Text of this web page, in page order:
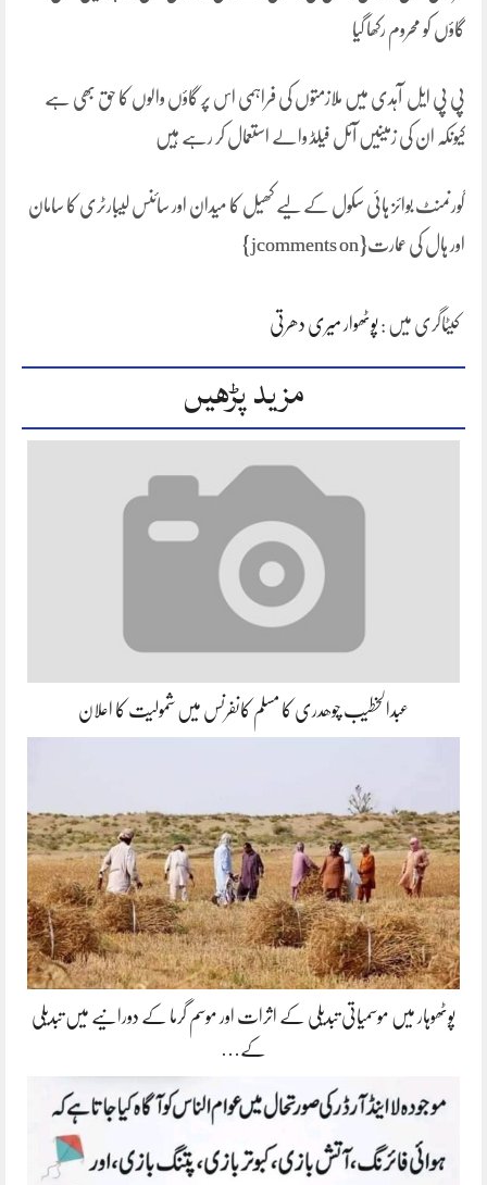
گاؤں کو محروم رکھا گیا
پی پی ایل آہدی میں ملازمتوں کی فراہمی اس پر گاؤں والوں کا حق بھی ہے
کیونکہ ان کی زمینیں آئل فیلڈ والے استعمال کر رہے ہیں
گورنمنٹ بوائز ہائی سکول کے لیے کھیل کا میدان اور سائنس لیبارٹری کا سامان
اور ہال کی عمارت{jcomments on}
کیٹاگری میں :پوٹھوار میری دھرتی
مزید پڑھیں
عبدالخطیب چوھدری کا مسلم کانفرنس میں شمولیت کا اعلان
پوٹھوہار میں موسمیاتی تبدیلی کے اثرات اور موسم گرما کے دورانیے میں تبدیلی
کے…